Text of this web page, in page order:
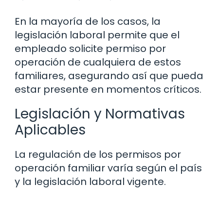
En la mayoría de los casos, la
legislación laboral permite que el
empleado solicite permiso por
operación de cualquiera de estos
familiares, asegurando así que pueda
estar presente en momentos críticos.
Legislación y Normativas
Aplicables
La regulación de los permisos por
operación familiar varía según el país
y la legislación laboral vigente.